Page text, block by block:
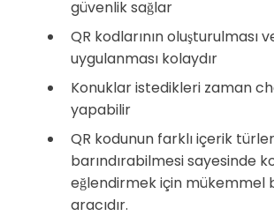
güvenlik sağlar
QR kodlarının oluşturulması
uygulanması kolaydır
Konuklar istedikleri zaman
yapabilir
QR kodunun farklı içerik
barındırabilmesi sayesinde
eğlendirmek için mükemmel
aracıdır.